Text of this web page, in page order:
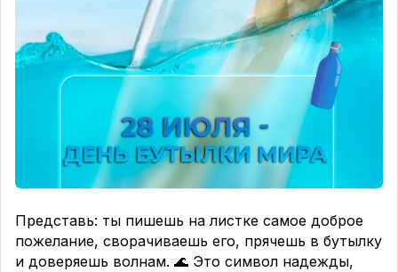
#РискИПобеда #БросокКубиков
Представь: ты пишешь на листке самое доброе
пожелание, сворачиваешь его, прячешь в бутылку
и доверяешь волнам. 🌊 Это символ надежды,